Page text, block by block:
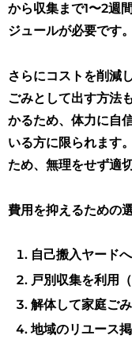
から収集まで1〜2週
ジュールが必要です。
さらにコストを削減
ごみとして出す方法
かるため、体力に自
いる方に限られます
ため、無理をせず適
費用を抑えるための
自己搬入ヤード
戸別収集を利用
解体して家庭ご
地域のリユース